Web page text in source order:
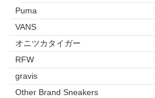
Puma
VANS
オニツカタイガー
RFW
gravis
Other Brand Sneakers